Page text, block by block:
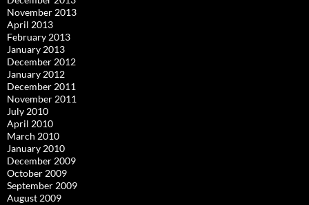
November 2013
April 2013
February 2013
January 2013
December 2012
January 2012
December 2011
November 2011
July 2010
April 2010
March 2010
January 2010
December 2009
October 2009
September 2009
August 2009